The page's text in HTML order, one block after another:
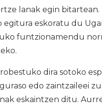
lanak egin
eskoratu du
funtzionamendu
dira sotoko
edo zaintzaileei
eskaintzen ditu.